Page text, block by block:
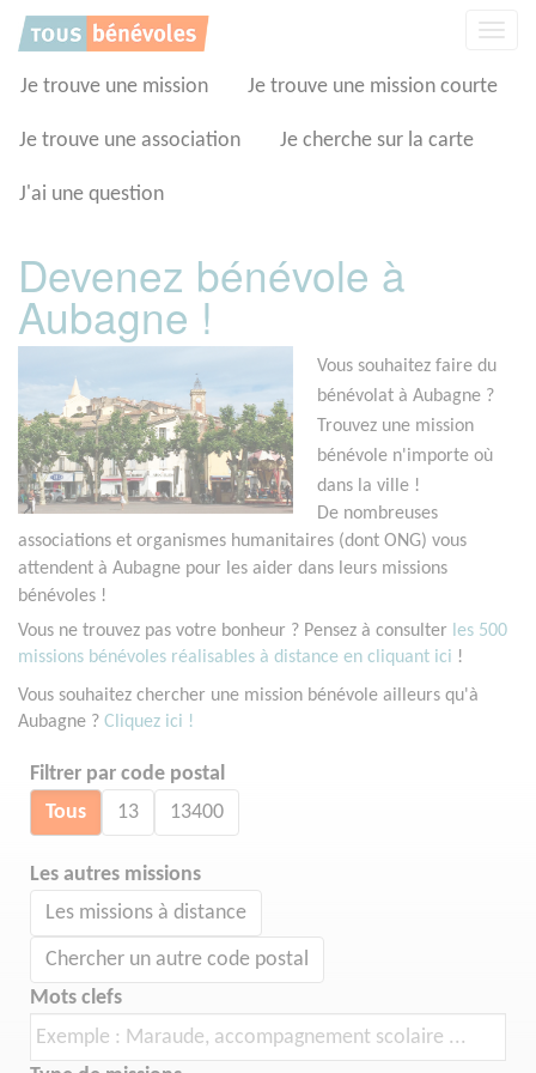
Je trouve une mission Je trouve une mission courte
Je trouve une association Je cherche sur la carte
J'ai une question
Devenez bénévole à
Aubagne !
Vous souhaitez faire du
bénévolat à Aubagne ?
Trouvez une mission
bénévole n'importe où
dans la ville !
De nombreuses
associations et organismes humanitaires (dont ONG) vous
attendent à Aubagne pour les aider dans leurs missions
bénévoles !
Vous ne trouvez pas votre bonheur ? Pensez à consulter les 500
missions bénévoles réalisables à distance en cliquant ici !
Vous souhaitez chercher une mission bénévole ailleurs qu'à
Aubagne ? Cliquez ici !
Filtrer par code postal
Tous 13 13400
Les autres missions
Les missions à distance
Chercher un autre code postal
Mots clefs
Panneau de gestion des cookies